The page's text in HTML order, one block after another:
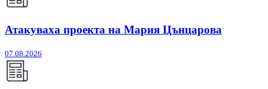
Атакуваха проекта на Мария Цънцарова
07.08.2026